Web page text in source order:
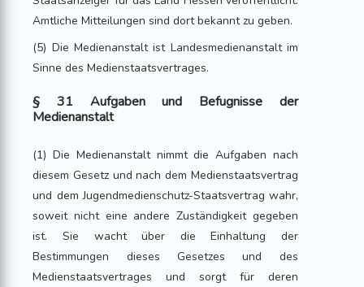
Amtliche Mitteilungen sind dort bekannt zu geben.
(5) Die Medienanstalt ist Landesmedienanstalt im
Sinne des Medienstaatsvertrages.
§ 31 Aufgaben und Befugnisse der
Medienanstalt
(1) Die Medienanstalt nimmt die Aufgaben nach
diesem Gesetz und nach dem Medienstaatsvertrag
und dem Jugendmedienschutz-Staatsvertrag wahr,
soweit nicht eine andere Zuständigkeit gegeben
ist. Sie wacht über die Einhaltung der
Bestimmungen dieses Gesetzes und des
Medienstaatsvertrages und sorgt für deren